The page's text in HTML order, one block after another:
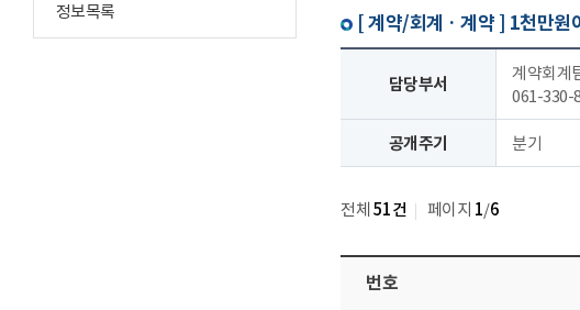
정보목록 [ 계약/회계 · 계약 ] 1천만원
담당부서
계약회계
061-330-
공개주기 분기
전체 51건 페이지 1/6
번호